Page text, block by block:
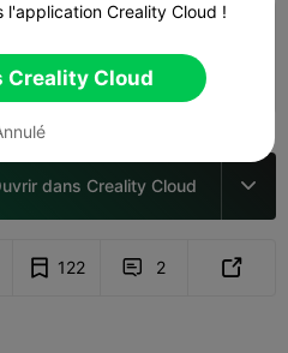
 2 plates  206.87g
dans Creality Cloud 
122  2 
l'application Creality Cloud !
Creality Cloud